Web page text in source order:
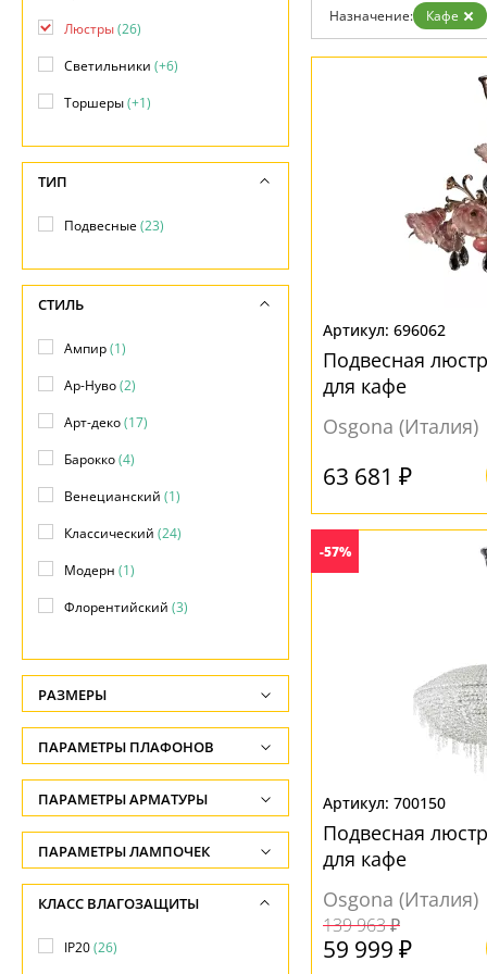
Назначение: Кафе
696062
Подвесная
для кафе
Osgona (Италия)
63 681 ₽
-57%
700150
Подвесная
для кафе
Osgona (Италия)
139 963 ₽
59 999 ₽
Люстры(26)
Светильники (+6)
Торшеры(+1)
ТИП
Подвесные(23)
СТИЛЬ
Ампир(1)
Ар-Нуво(2)
Арт-деко(17)
Барокко(4)
Венецианский (1)
Классический (24)
Модерн (1)
Флорентийский (3)
Яркое и цветное(12)
РАЗМЕРЫ
Высота, см
-
Глубина, см
-
Ширина, см
-
Диаметр врезного отверстия, см
ПАРАМЕТРЫ ПЛАФОНОВ
ФОРМА ПЛАФОНА
Без плафона(12)
Декоративный(1)
Конус(3)
Конусный
ПАРАМЕТРЫ АРМАТУРЫ
ЦВЕТ АРМАТУРЫ
Белый(1)
ПАРАМЕТРЫ ЛАМПОЧЕК
Количество ламп
-
Общая мощность ламп
КЛАСС ВЛАГОЗАЩИТЫ
IP20(26)